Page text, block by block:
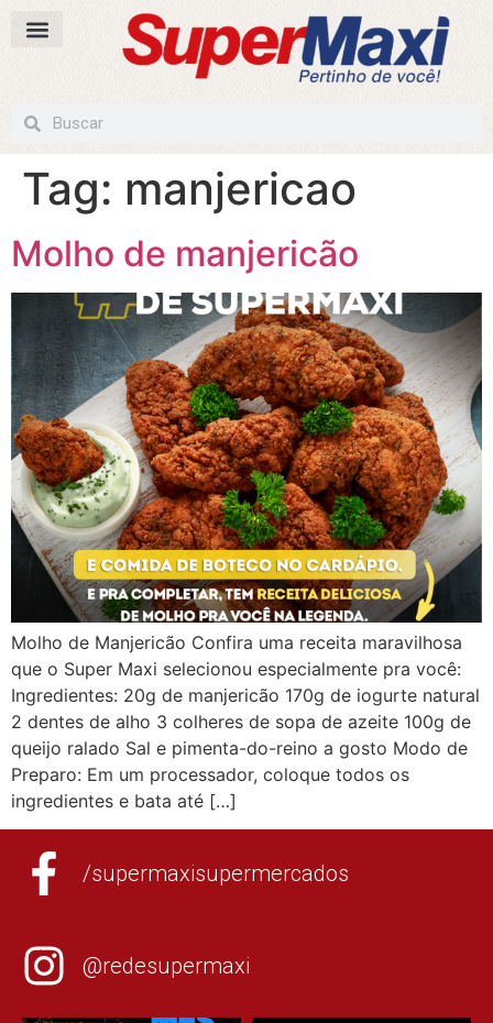
Tag: manjericao
Molho de manjericão
Molho de Manjericão Confira uma receita maravilhosa
que o Super Maxi selecionou especialmente pra você:
Ingredientes: 20g de manjericão⁣ 170g de iogurte natural⁣
2 dentes de alho⁣ 3 colheres de sopa de azeite⁣ 100g de
queijo ralado⁣ Sal e pimenta-do-reino a gosto Modo de
Preparo: Em um processador, coloque todos os
ingredientes e bata até […]
/supermaxisupermercados
@redesupermaxi